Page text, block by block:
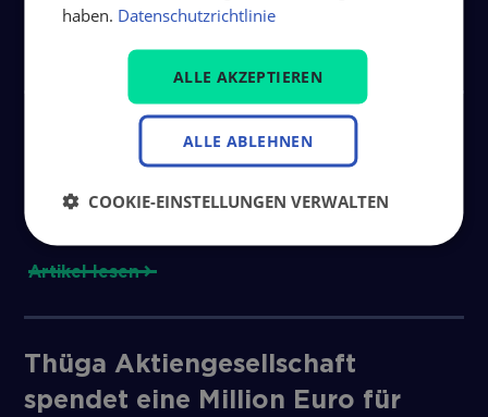
Artikel lesen
Stadtwerke Freudenstadt mit
neuer Gesellschafterstruktur für
die Zukunft gut aufgestellt.
Artikel lesen
Thüga Aktiengesellschaft
spendet eine Million Euro für
haben. Datenschutzrichtlinie
ALLE AKZEPTIEREN
ALLE ABLEHNEN
COOKIE-EINSTELLUNGEN VERWALTEN